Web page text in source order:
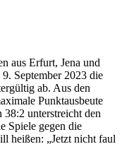
aus Erfurt, Jena und
September 2023 die
ab. Aus den
Punktausbeute
unterstreicht den
Spiele gegen die
heißen: „Jetzt nicht faul